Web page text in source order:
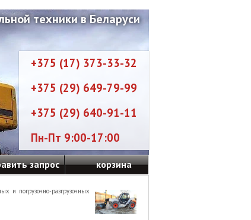
техники в Беларуси
+375 (17) 373-33-32
+375 (29) 649-79-99
+375 (29) 640-91-11
Пн-Пт 9:00-17:00
запрос корзина
и погрузочно-разгрузочных